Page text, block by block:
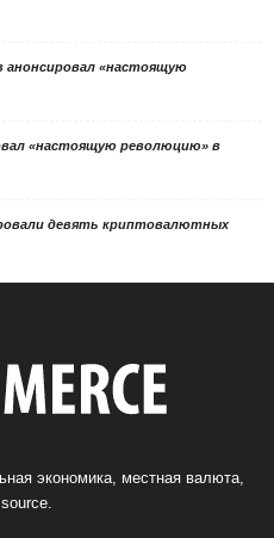
анонсировал «настоящую
«настоящую революцию» в
девять криптовалютных
экономика, местная валюта,